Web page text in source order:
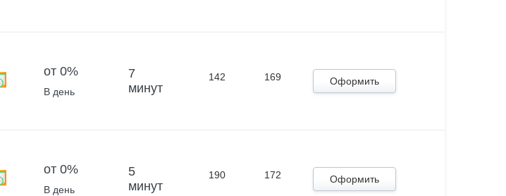
от 0%
В день
7
минут
142 169 Оформить
от 0%
В день
5
минут
190 172 Оформить